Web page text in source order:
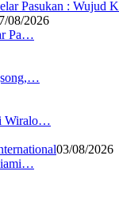
08/2026
Pa…
Wiralo…
03/08/2026